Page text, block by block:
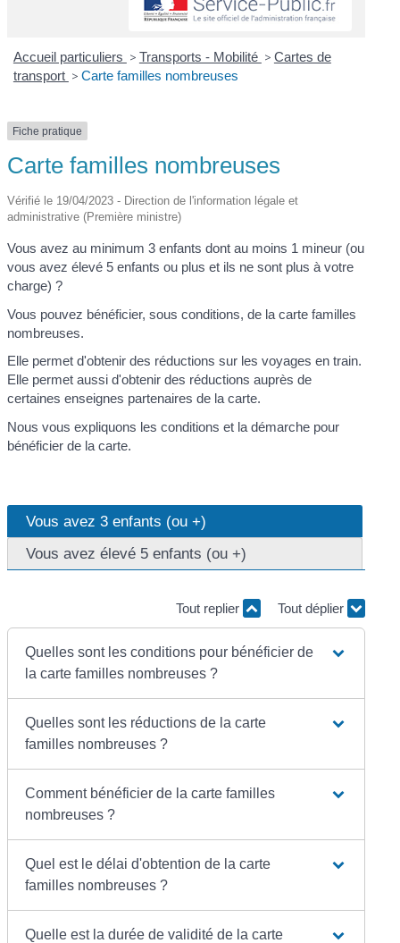
Accueil particuliers > Transports - Mobilité > Cartes de
transport > Carte familles nombreuses
Fiche pratique
Carte familles nombreuses
Vérifié le 19/04/2023 - Direction de l'information légale et
administrative (Première ministre)
Vous avez au minimum 3 enfants dont au moins 1 mineur (ou
vous avez élevé 5 enfants ou plus et ils ne sont plus à votre
charge) ?
Vous pouvez bénéficier, sous conditions, de la carte familles
nombreuses.
Elle permet d'obtenir des réductions sur les voyages en train.
Elle permet aussi d'obtenir des réductions auprès de
certaines enseignes partenaires de la carte.
Nous vous expliquons les conditions et la démarche pour
bénéficier de la carte.
Vous avez 3 enfants (ou +)
Vous avez élevé 5 enfants (ou +)
Tout replier Tout déplier
Quelles sont les conditions pour bénéficier de
la carte familles nombreuses ?
Quelles sont les réductions de la carte
familles nombreuses ?
Comment bénéficier de la carte familles
nombreuses ?
Quel est le délai d'obtention de la carte
familles nombreuses ?
Quelle est la durée de validité de la carte